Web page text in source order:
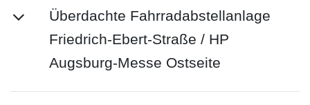
Überdachte Fahrradabstellanlage
Friedrich-Ebert-Straße / HP
Augsburg-Messe Ostseite